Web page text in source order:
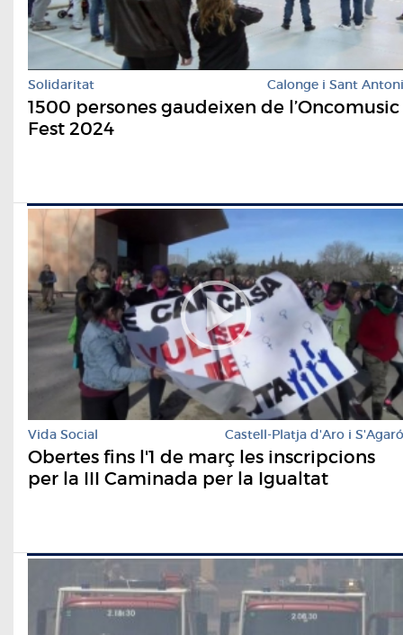
Solidaritat Calonge i Sant Antoni
1500 persones gaudeixen de l’Oncomusic
Fest 2024
Vida Social Castell-Platja d'Aro i S'Agaró
Obertes fins l'1 de març les inscripcions
per la III Caminada per la Igualtat